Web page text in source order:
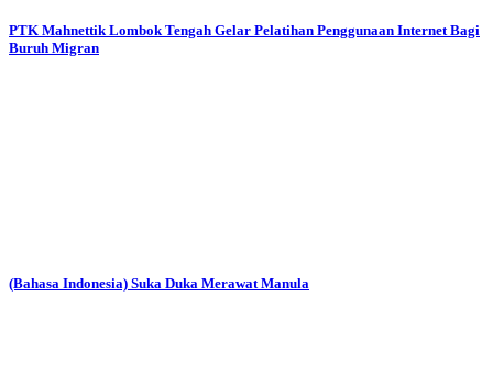
PTK Mahnettik Lombok Tengah Gelar Pelatihan Penggunaan Internet Bagi
Buruh Migran
(Bahasa Indonesia) Suka Duka Merawat Manula